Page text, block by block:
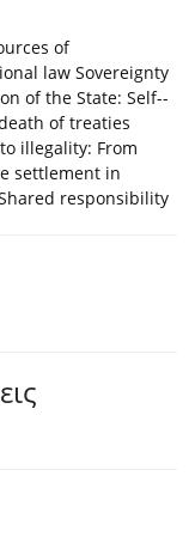
of
law Sovereignty
of the State: Self-­
of treaties
illegality: From
settlement in
responsibility